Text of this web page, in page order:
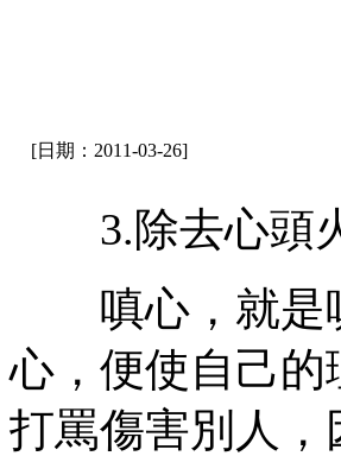
[日期：2011-03-26]
3.除去心頭
嗔心，就是嗔
心，便使自己
打罵傷害別人